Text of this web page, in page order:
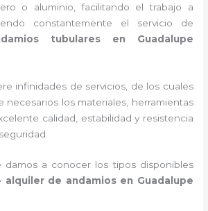
o aluminio, facilitando el trabajo a
constantemente el servicio de
tubulares en Guadalupe
infinidades de servicios, de los cuales
necesarios los materiales, herramientas
calidad, estabilidad y resistencia
damos a conocer los tipos disponibles
alquiler de andamios en Guadalupe